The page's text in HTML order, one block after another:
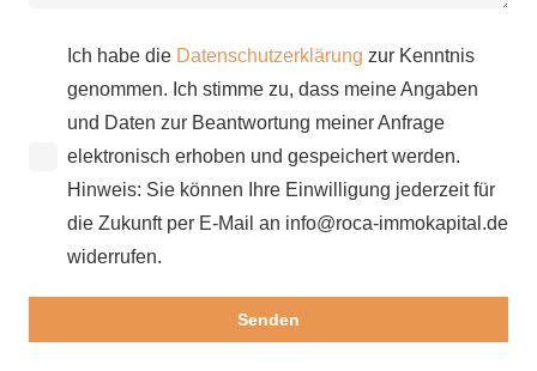
Ich habe die Datenschutzerklärung zur Kenntnis
genommen. Ich stimme zu, dass meine Angaben
und Daten zur Beantwortung meiner Anfrage
elektronisch erhoben und gespeichert werden.
Hinweis: Sie können Ihre Einwilligung jederzeit für
die Zukunft per E-Mail an info@roca-immokapital.de
widerrufen.